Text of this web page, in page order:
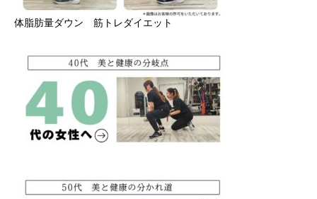
体脂肪量ダウン 筋トレダイエット